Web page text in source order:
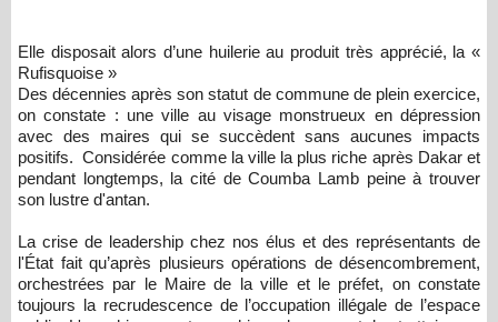
Elle disposait alors d’une huilerie au produit très apprécié, la «
Rufisquoise »
Des décennies après son statut de commune de plein exercice,
on constate : une ville au visage monstrueux en dépression
avec des maires qui se succèdent sans aucunes impacts
positifs. Considérée comme la ville la plus riche après Dakar et
pendant longtemps, la cité de Coumba Lamb peine à trouver
son lustre d'antan.
La crise de leadership chez nos élus et des représentants de
l'État fait qu’après plusieurs opérations de désencombrement,
orchestrées par le Maire de la ville et le préfet, on constate
toujours la recrudescence de l’occupation illégale de l’espace